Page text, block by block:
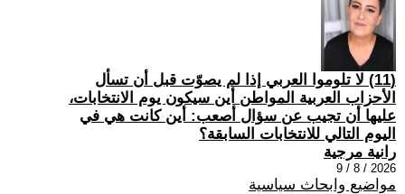
(11) لا تلوموا العربي إذا لم يصوّت قبل أن تسأل
الأحزاب العربية المواطن أين سيكون يوم الانتخابات،
عليها أن تجيب عن سؤال أصعب: أين كانت هي في
اليوم التالي للانتخابات السابقة؟
رانية مرجية
2026 / 8 / 9
مواضيع وابحاث سياسية